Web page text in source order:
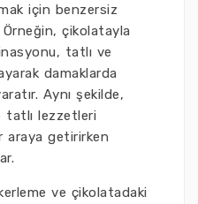
için benzersiz
Örneğin, çikolatayla
tatlı ve
damaklarda
Aynı şekilde,
tatlı lezzetleri
araya getirirken
ve çikolatadaki